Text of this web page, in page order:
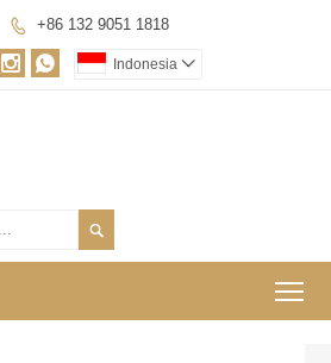
 +86 132 9051 1818
  Indonesia 
